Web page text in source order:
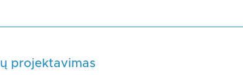
projektavimas